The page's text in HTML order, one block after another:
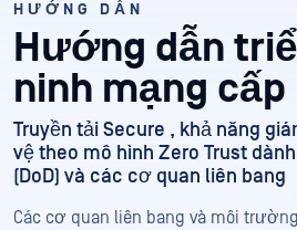
HƯỚNG DẪN
Hướng dẫn
ninh mạng
Truyền tải Secure , khả năng
vệ theo mô hình Zero Trust
(DoD) và các cơ quan liên bang
Các cơ quan liên bang và môi